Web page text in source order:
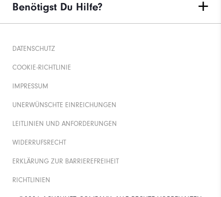
Benötigst Du Hilfe?
DATENSCHUTZ
COOKIE-RICHTLINIE
IMPRESSUM
UNERWÜNSCHTE EINREICHUNGEN
LEITLINIEN UND ANFORDERUNGEN
WIDERRUFSRECHT
ERKLÄRUNG ZUR BARRIEREFREIHEIT
RICHTLINIEN